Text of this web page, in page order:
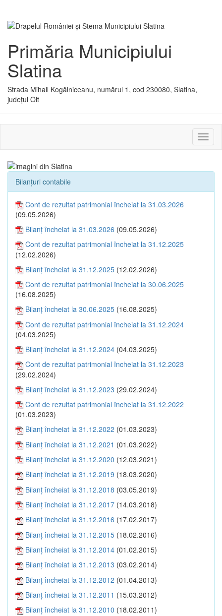
Primăria Municipiului
Slatina
Strada Mihail Kogălniceanu, numărul 1, cod 230080, Slatina,
județul Olt
sau
Bilanțuri contabile
Cont de rezultat patrimonial încheiat la 31.03.2026
(09.05.2026)
Bilanţ încheiat la 31.03.2026 (09.05.2026)
Cont de rezultat patrimonial încheiat la 31.12.2025
(12.02.2026)
Bilanţ încheiat la 31.12.2025 (12.02.2026)
Cont de rezultat patrimonial încheiat la 30.06.2025
(16.08.2025)
Bilanţ încheiat la 30.06.2025 (16.08.2025)
Cont de rezultat patrimonial încheiat la 31.12.2024
(04.03.2025)
Bilanţ încheiat la 31.12.2024 (04.03.2025)
Cont de rezultat patrimonial încheiat la 31.12.2023
(29.02.2024)
Bilanţ încheiat la 31.12.2023 (29.02.2024)
Cont de rezultat patrimonial încheiat la 31.12.2022
(01.03.2023)
Bilanţ încheiat la 31.12.2022 (01.03.2023)
Bilanţ încheiat la 31.12.2021 (01.03.2022)
Bilanţ încheiat la 31.12.2020 (12.03.2021)
Bilanţ încheiat la 31.12.2019 (18.03.2020)
Bilanţ încheiat la 31.12.2018 (03.05.2019)
Bilanţ încheiat la 31.12.2017 (14.03.2018)
Bilanţ încheiat la 31.12.2016 (17.02.2017)
Bilanţ încheiat la 31.12.2015 (18.02.2016)
Bilanţ încheiat la 31.12.2014 (01.02.2015)
Bilanţ încheiat la 31.12.2013 (03.02.2014)
Bilanţ încheiat la 31.12.2012 (01.04.2013)
Bilanţ încheiat la 31.12.2011 (15.03.2012)
Bilanţ încheiat la 31.12.2010 (18.02.2011)